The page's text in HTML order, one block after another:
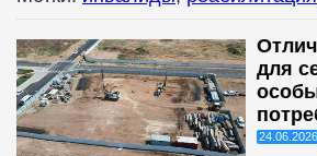
для
24.06.2026